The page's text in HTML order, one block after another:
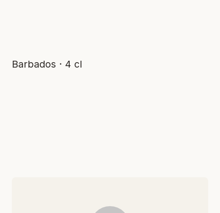
Barbados · 4 cl